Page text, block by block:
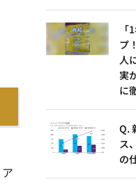
プ
人
実
に
Q.
ス
の